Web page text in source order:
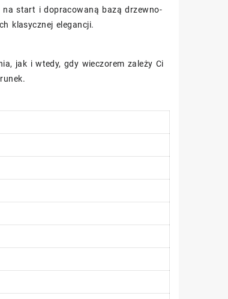
start i dopracowaną bazą drzewno-
klasycznej elegancji.
jak i wtedy, gdy wieczorem zależy Ci